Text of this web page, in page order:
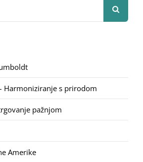
Harmoniziranje s prirodom
pažnjom
Amerike